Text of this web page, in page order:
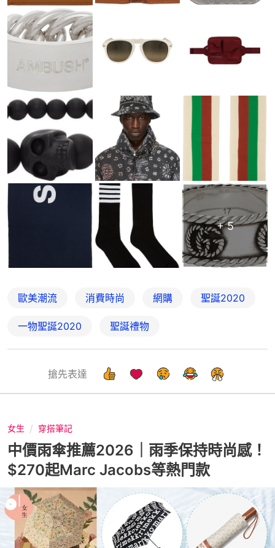
+5
歐美潮流 消費時尚 網購 聖誕2020
一物聖誕2020 聖誕禮物
搶先表達
女生 穿搭筆記
中價雨傘推薦2026｜雨季保持時尚感！
$270起Marc Jacobs等熱門款